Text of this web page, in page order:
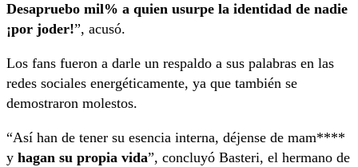
Desapruebo mil% a quien usurpe la identidad de nadie
¡por joder!”, acusó.
Los fans fueron a darle un respaldo a sus palabras en las
redes sociales energéticamente, ya que también se
demostraron molestos.
“Así han de tener su esencia interna, déjense de mam****
y hagan su propia vida”, concluyó Basteri, el hermano de